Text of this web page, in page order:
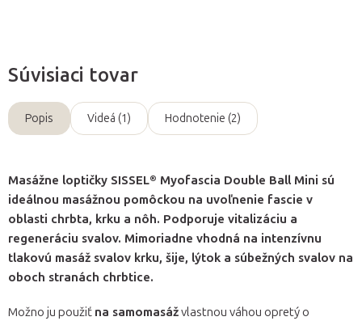
Súvisiaci tovar
Popis Videá (1) Hodnotenie (2)
Masážne loptičky SISSEL® Myofascia Double Ball Mini sú
ideálnou masážnou pomôckou na uvoľnenie fascie v
oblasti chrbta, krku a nôh. Podporuje vitalizáciu a
regeneráciu svalov. Mimoriadne vhodná na intenzívnu
tlakovú masáž svalov krku, šije, lýtok a súbežných svalov na
oboch stranách chrbtice.
Možno ju použiť na samomasážvlastnou váhou opretý o